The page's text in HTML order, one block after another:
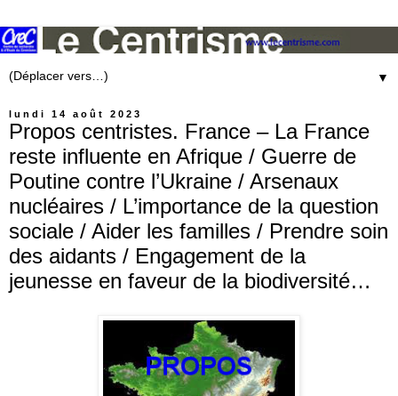
▼
lundi 14 août 2023
Propos centristes. France – La France
reste influente en Afrique / Guerre de
Poutine contre l’Ukraine / Arsenaux
nucléaires / L’importance de la question
sociale / Aider les familles / Prendre soin
des aidants / Engagement de la
jeunesse en faveur de la biodiversité…